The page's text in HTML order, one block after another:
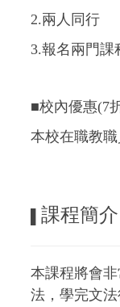
2.兩人同行
3.報名兩門課
■校內優惠(7
本校在職教
課程簡介
本課程將會
法，學完文